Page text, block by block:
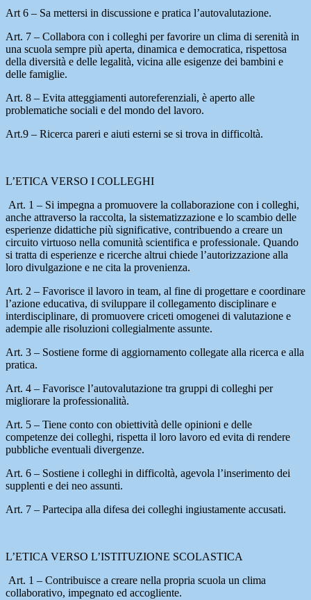
Art 6 – Sa mettersi in discussione e pratica l’autovalutazione.
Art. 7 – Collabora con i colleghi per favorire un clima di serenità in
una scuola sempre più aperta, dinamica e democratica, rispettosa
della diversità e delle legalità, vicina alle esigenze dei bambini e
delle famiglie.
Art. 8 – Evita atteggiamenti autoreferenziali, è aperto alle
problematiche sociali e del mondo del lavoro.
Art.9 – Ricerca pareri e aiuti esterni se si trova in difficoltà.
L’ETICA VERSO I COLLEGHI
Art. 1 – Si impegna a promuovere la collaborazione con i colleghi,
anche attraverso la raccolta, la sistematizzazione e lo scambio delle
esperienze didattiche più significative, contribuendo a creare un
circuito virtuoso nella comunità scientifica e professionale. Quando
si tratta di esperienze e ricerche altrui chiede l’autorizzazione alla
loro divulgazione e ne cita la provenienza.
Art. 2 – Favorisce il lavoro in team, al fine di progettare e coordinare
l’azione educativa, di sviluppare il collegamento disciplinare e
interdisciplinare, di promuovere criceti omogenei di valutazione e
adempie alle risoluzioni collegialmente assunte.
Art. 3 – Sostiene forme di aggiornamento collegate alla ricerca e alla
pratica.
Art. 4 – Favorisce l’autovalutazione tra gruppi di colleghi per
migliorare la professionalità.
Art. 5 – Tiene conto con obiettività delle opinioni e delle
competenze dei colleghi, rispetta il loro lavoro ed evita di rendere
pubbliche eventuali divergenze.
Art. 6 – Sostiene i colleghi in difficoltà, agevola l’inserimento dei
supplenti e dei neo assunti.
Art. 7 – Partecipa alla difesa dei colleghi ingiustamente accusati.
L’ETICA VERSO L’ISTITUZIONE SCOLASTICA
Art. 1 – Contribuisce a creare nella propria scuola un clima
collaborativo, impegnato ed accogliente.